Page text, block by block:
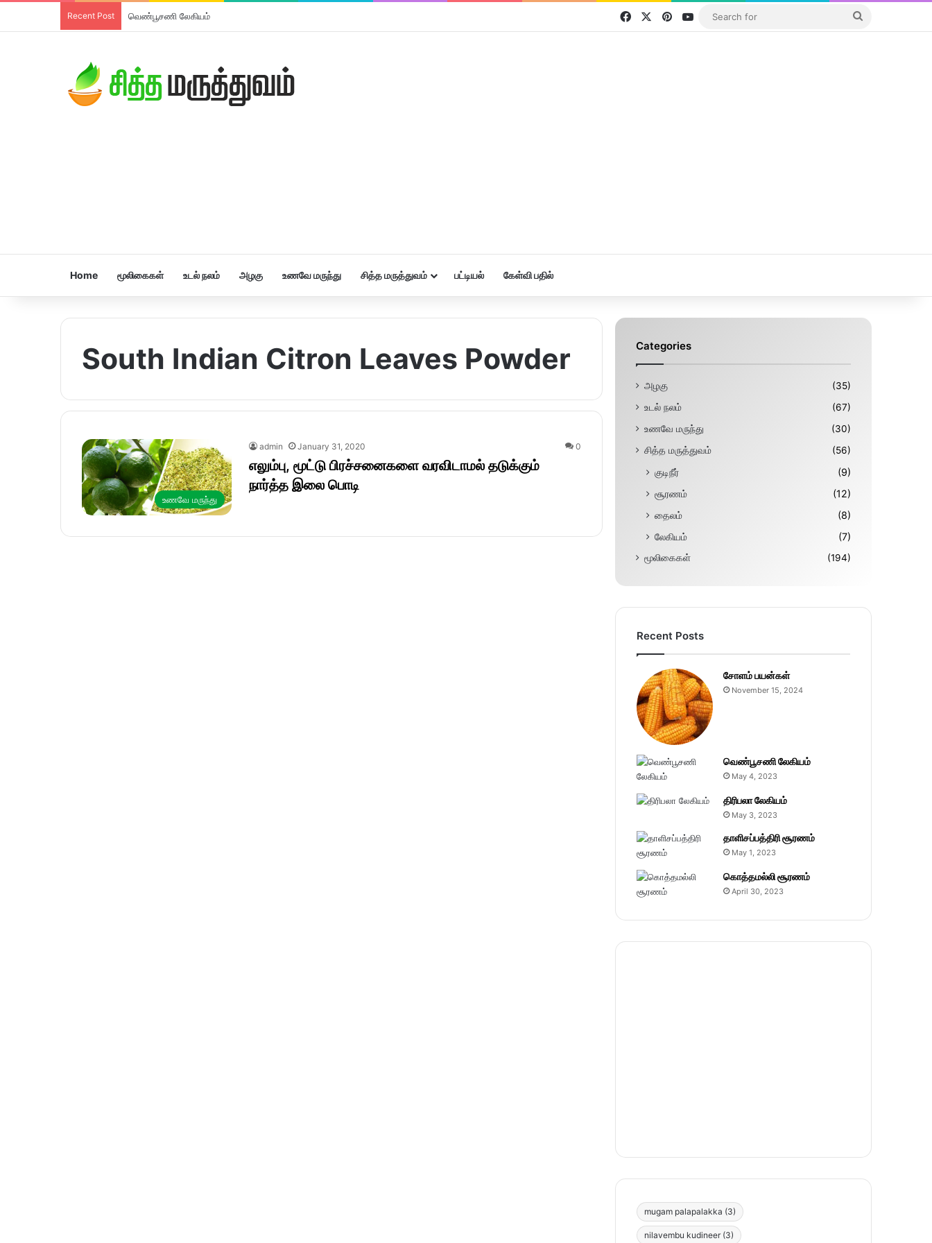
Recent Post வெண்பூசணி லேகியம் FacebookPinterestYouTube
Home மூலிகைகள் உடல் நலம் அழகு உணவே மருந்து சித்த மருத்துவம் பட்டியல் கேள்வி பதில்
South Indian Citron Leaves Powder
உணவே மருந்து
admin January 31, 2020 0
எலும்பு, மூட்டு பிரச்சனைகளை வரவிடாமல் தடுக்கும்
நார்த்த இலை பொடி
Categories
அழகு
(35)
உடல் நலம்
(67)
உணவே மருந்து
(30)
சித்த மருத்துவம்
(56)
குடிநீர்
(9)
சூரணம்
(12)
தைலம்
(8)
லேகியம்
(7)
மூலிகைகள் (194)
Recent Posts
சோளம் பயன்கள்
November 15, 2024
வெண்பூசணி லேகியம்
May 4, 2023
திரிபலா லேகியம்
May 3, 2023
தாளிசப்பத்திரி சூரணம்
May 1, 2023
கொத்தமல்லி சூரணம்
April 30, 2023
mugam palapalakka (3)
nilavembu kudineer (3)